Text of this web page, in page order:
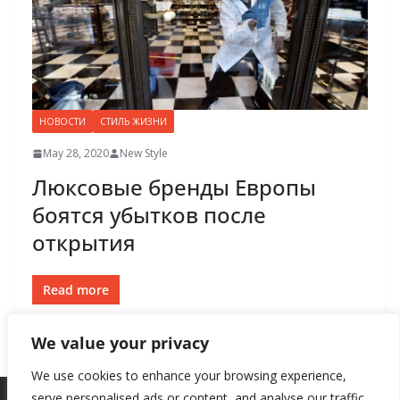
We value your privacy
We use cookies to enhance your browsing experience,
НОВОСТИ СТИЛЬ ЖИЗНИ
May 28, 2020 New Style
Люксовые бренды Европы
боятся убытков после
открытия
Read more